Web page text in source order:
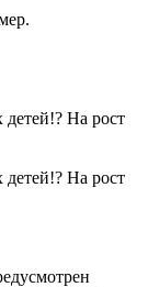
На рост
На рост